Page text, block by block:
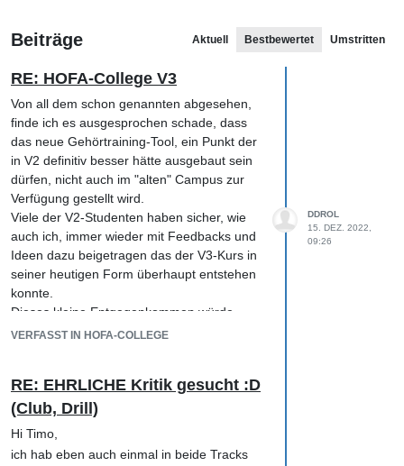
Beiträge Aktuell Bestbewertet Umstritten
RE: HOFA-College V3
Von all dem schon genannten abgesehen,
finde ich es ausgesprochen schade, dass
das neue Gehörtraining-Tool, ein Punkt der
in V2 definitiv besser hätte ausgebaut sein
dürfen, nicht auch im "alten" Campus zur
Verfügung gestellt wird.
Viele der V2-Studenten haben sicher, wie
auch ich, immer wieder mit Feedbacks und
Ideen dazu beigetragen das der V3-Kurs in
seiner heutigen Form überhaupt entstehen
konnte.
Dieses kleine Entgegenkommen würde
schon ganz gut in die Weihnachtszeit
Upgrade-Kosten hin oder her, immer das
neueste Handy, das neueste Auto, neuester
Gegenteil - ich hab überhaupt nichts von all
dem und kann nur bestätigen was mein
VERFASST IN HOFA-COLLEGE
DDROL
15. DEZ. 2022,
09:26
RE: EHRLICHE Kritik gesucht :D
(Club, Drill)
Hi Timo,
ich hab eben auch einmal in beide Tracks